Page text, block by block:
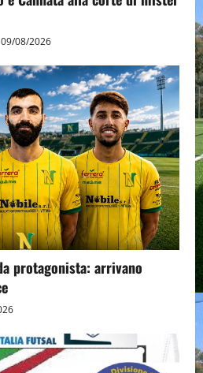
09/08/2026
protagonista: arrivano